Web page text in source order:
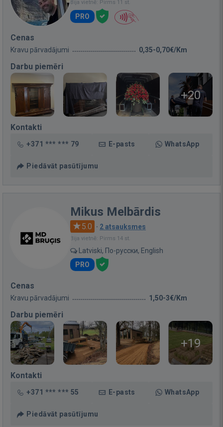
Bija vietnē: Pirms 11 st.
PRO
Cenas
Kravu pārvadājumi 0,35-0,70€/Km
Darbu piemēri
+20
Kontakti
+371 *** *** 79 E-pasts WhatsApp
Piedāvāt pasūtījumu
Mikus Melbārdis
5.0 · 2 atsauksmes
Bija vietnē: Pirms 14 st.
Latviski, По-русски, English
PRO
Cenas
Kravu pārvadājumi 1,50-3€/Km
Darbu piemēri
+19
Kontakti
+371 *** *** 55 E-pasts WhatsApp
Piedāvāt pasūtījumu